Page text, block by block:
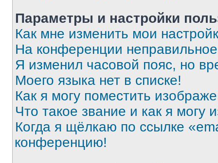
Параметры и настройки
Как мне изменить мои
На конференции
Я изменил часовой пояс, но
Моего языка нет в списке!
Как я могу поместить
Что такое звание и как я могу
Когда я щёлкаю по ссылке
конференцию!